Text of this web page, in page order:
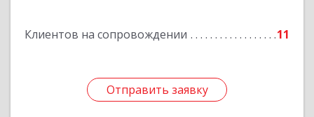
Клиентов на сопровождении 11
Отправить заявку
Отправить заявку